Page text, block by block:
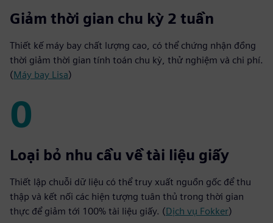
2
Giảm thời gian chu kỳ 2 tuần
Thiết kế máy bay chất lượng cao, có thể chứng nhận đồng
thời giảm thời gian tính toán chu kỳ, thử nghiệm và chi phí.
(Máy bay Lisa)
0
0
Loại bỏ nhu cầu về tài liệu giấy
Thiết lập chuỗi dữ liệu có thể truy xuất nguồn gốc để thu
thập và kết nối các hiện tượng tuân thủ trong thời gian
thực để giảm tới 100% tài liệu giấy. (Dịch vụ Fokker)